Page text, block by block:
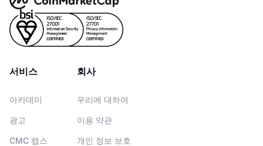
서비스
아카데미
광고
CMC 랩스
회사
우리에 대하여
이용 약관
개인 정보 보호